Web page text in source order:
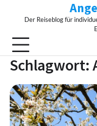
Der Reiseblog für
Schlagwort: